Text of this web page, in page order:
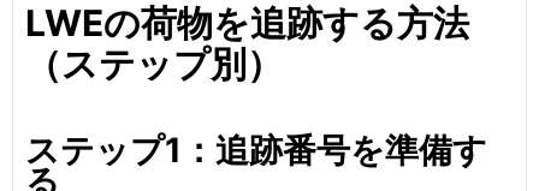
LWEの荷物を追跡する方法
（ステップ別）
ステップ1：追跡番号を準備す
る